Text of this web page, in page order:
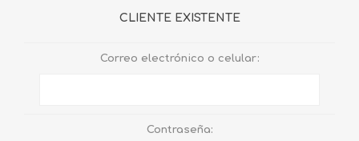
CLIENTE EXISTENTE
Correo electrónico o celular:
Contraseña: